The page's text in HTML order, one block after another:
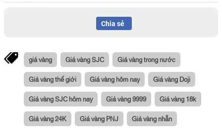
Chia sẻ
giá vàng Giá vàng SJC Giá vàng trong nước
Giá vàng thế giới Giá vàng hôm nay Giá vàng Doji
Giá vàng SJC hôm nay Giá vàng 9999 Giá vàng 18k
Giá vàng 24K Giá vàng PNJ Giá vàng nhẫn